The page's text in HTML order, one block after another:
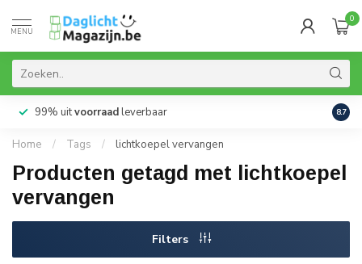
MENU
0
99% uitvoorraadleverbaar 8.7
Home / Tags / lichtkoepel vervangen
Producten getagd met lichtkoepel
vervangen
Filters